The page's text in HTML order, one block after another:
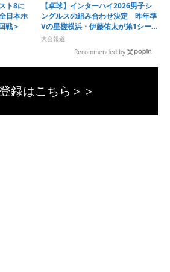
ト8に
日本ホ
戦＞
【卓球】インターハイ2026男子シ
ングルスの組み合わせ決定 昨年準
Vの星槎横浜・伊藤佑太が第1シー
ドに
大会報道
Recommended by
録はこちら＞＞